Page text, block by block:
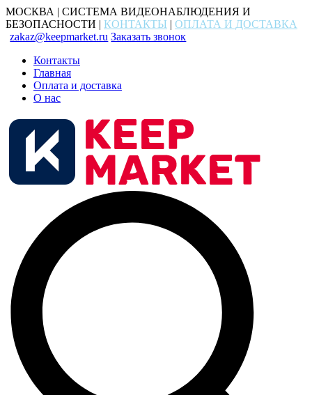
МОСКВА | СИСТЕМА ВИДЕОНАБЛЮДЕНИЯ И
БЕЗОПАСНОСТИ | КОНТАКТЫ | ОПЛАТА И ДОСТАВКА
zakaz@keepmarket.ru Заказать звонок
Контакты
Главная
Оплата и доставка
О нас